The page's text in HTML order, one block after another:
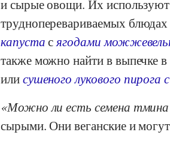
и сырые овощи. Их используют
трудноперевариваемых
капустасягодами
также можно найти в выпечке
илисушеного лукового пирога
Можно ли есть семена
сырыми. Они веганские и